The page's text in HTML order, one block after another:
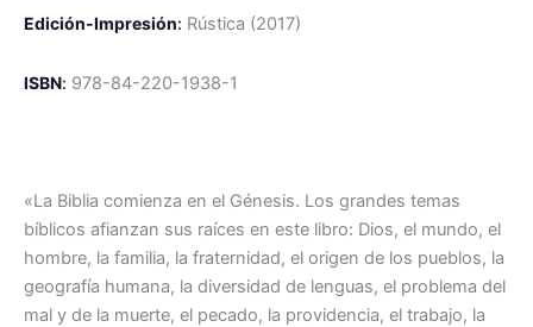
Edición-Impresión: Rústica (2017)
ISBN: 978-84-220-1938-1
«La Biblia comienza en el Génesis. Los grandes temas
bíblicos afianzan sus raíces en este libro: Dios, el mundo, el
hombre, la familia, la fraternidad, el origen de los pueblos, la
geografía humana, la diversidad de lenguas, el problema del
mal y de la muerte, el pecado, la providencia, el trabajo, la